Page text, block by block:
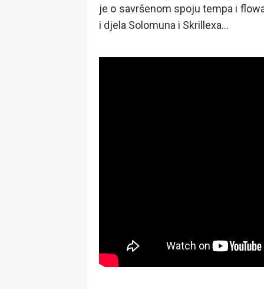
je o savršenom spoju tempa i
i djela Solomuna i Skrillexa...